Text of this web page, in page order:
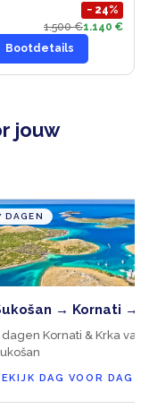
− 24%
1.500 €1.140 €
Bootdetails
jouw
DAGEN
→ Kornati →
dagen Kornati & Krka
DAG VOOR DAG